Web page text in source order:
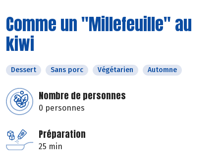
Comme un "Millefeuille" au
kiwi
Dessert Sans porc Végétarien Automne
Nombre de personnes
0 personnes
Préparation
25 min